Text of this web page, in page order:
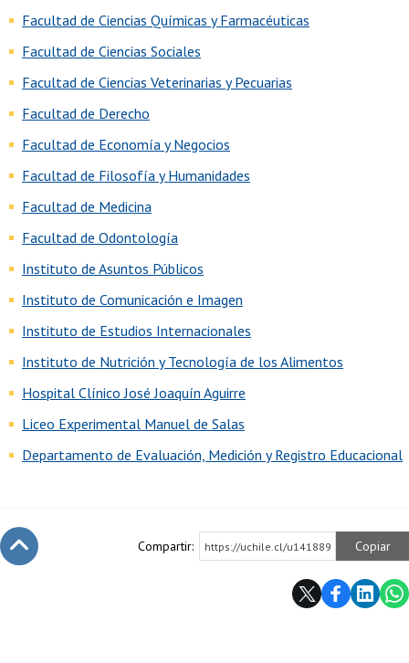
Facultad de Ciencias Químicas y Farmacéuticas
Facultad de Ciencias Sociales
Facultad de Ciencias Veterinarias y Pecuarias
Facultad de Derecho
Facultad de Economía y Negocios
Facultad de Filosofía y Humanidades
Facultad de Medicina
Facultad de Odontología
Instituto de Asuntos Públicos
Instituto de Comunicación e Imagen
Instituto de Estudios Internacionales
Instituto de Nutrición y Tecnología de los Alimentos
Hospital Clínico José Joaquín Aguirre
Liceo Experimental Manuel de Salas
Departamento de Evaluación, Medición y Registro Educacional
Compartir: https://uchile.cl/u141889 Copiar